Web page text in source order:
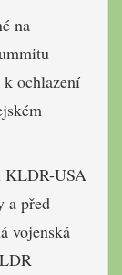
na
ochlazení
KLDR-USA
a před
vojenská